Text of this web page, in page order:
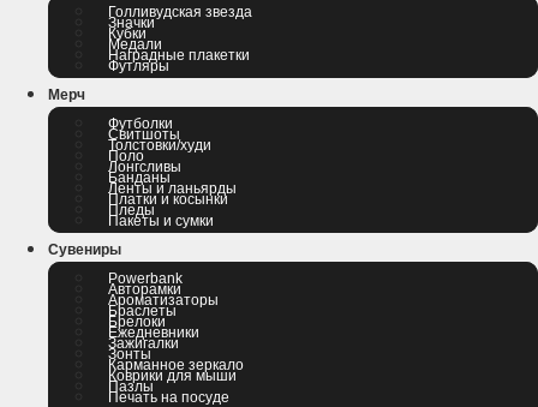
Голливудская звезда
Значки
Кубки
Медали
Наградные плакетки
Футляры
Мерч
Футболки
Свитшоты
Толстовки/худи
Поло
Лонгсливы
Банданы
Ленты и ланьярды
Платки и косынки
Пледы
Пакеты и сумки
Сувениры
Powerbank
Авторамки
Ароматизаторы
Браслеты
Брелоки
Ежедневники
Зажигалки
Зонты
Карманное зеркало
Коврики для мыши
Пазлы
Печать на посуде